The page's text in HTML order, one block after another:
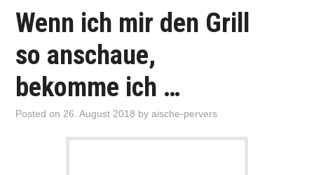
Wenn ich mir den Grill
so anschaue,
bekomme ich …
Posted on 26. August 2018 byaische-pervers